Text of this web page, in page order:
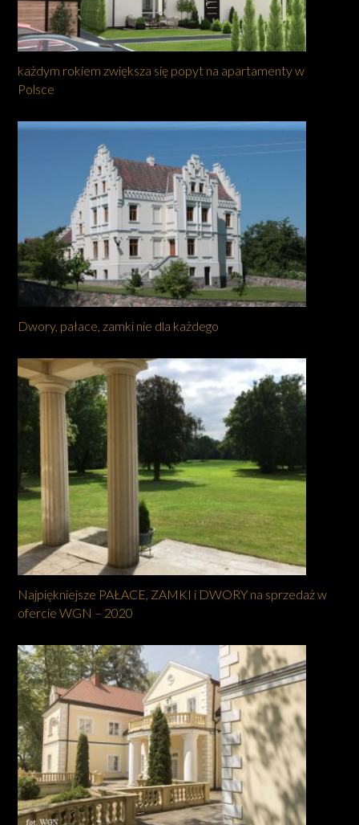
każdym rokiem zwiększa się popyt na apartamenty w
Polsce
Dwory, pałace, zamki nie dla każdego
Najpiękniejsze PAŁACE, ZAMKI i DWORY na sprzedaż w
ofercie WGN – 2020